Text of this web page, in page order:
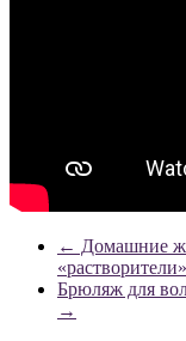
← Домашние
Брюляж для
→